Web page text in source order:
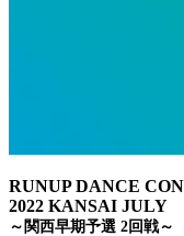
RUNUP DANCE
2022 KANSAI JULY
～関西早期予選 2回戦～